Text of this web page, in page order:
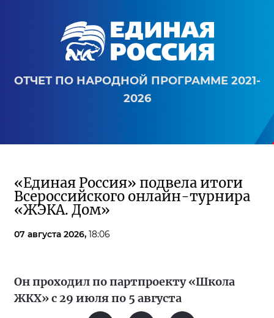
ОТЧЕТ ПО НАРОДНОЙ ПРОГРАММЕ 2021-
2026
«Единая Россия» подвела итоги
Всероссийского онлайн-турнира
«ЖЭКА. Дом»
07 августа 2026, 18:06
Он проходил по партпроекту «Школа
ЖКХ» с 29 июля по 5 августа